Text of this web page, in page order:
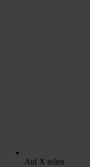
Auf X teilen